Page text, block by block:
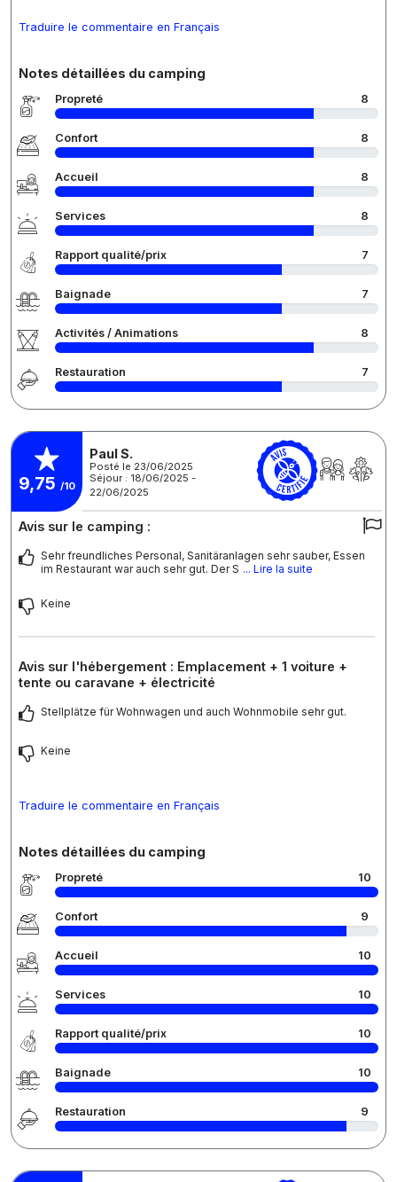
Traduire le commentaire en Français
Notes détaillées du camping
Propreté 8
Confort 8
Accueil 8
Services 8
Rapport qualité/prix 7
Baignade 7
Activités / Animations 8
Restauration 7
9,75 /10
Paul S.
Posté le 23/06/2025
Séjour : 18/06/2025 -
22/06/2025
Avis sur le camping :
Sehr freundliches Personal, Sanitäranlagen sehr sauber, Essen
im Restaurant war auch sehr gut. Der S ... Lire la suite
Keine
Avis sur l'hébergement : Emplacement + 1 voiture +
tente ou caravane + électricité
Stellplätze für Wohnwagen und auch Wohnmobile sehr gut.
Keine
Traduire le commentaire en Français
Notes détaillées du camping
Propreté 10
Confort 9
Accueil 10
Services 10
Rapport qualité/prix 10
Baignade 10
Restauration 9